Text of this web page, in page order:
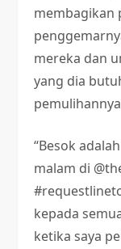
membagikan
mereka dan
yang dia
“Besok
malam di
kepada
ketika saya